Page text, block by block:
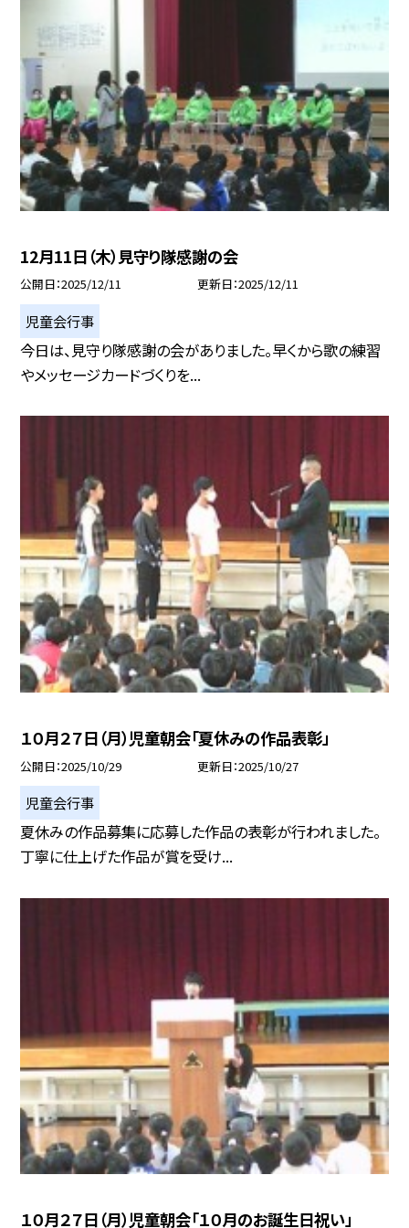
12月11日（木）見守り隊感謝の会
公開日 2025/12/11 更新日 2025/12/11
児童会行事
今日は、見守り隊感謝の会がありました。早くから歌の練習
やメッセージカードづくりを...
１０月２７日（月）児童朝会「夏休みの作品表彰」
公開日 2025/10/29 更新日 2025/10/27
児童会行事
夏休みの作品募集に応募した作品の表彰が行われました。
丁寧に仕上げた作品が賞を受け...
１０月２７日（月）児童朝会「１０月のお誕生日祝い」